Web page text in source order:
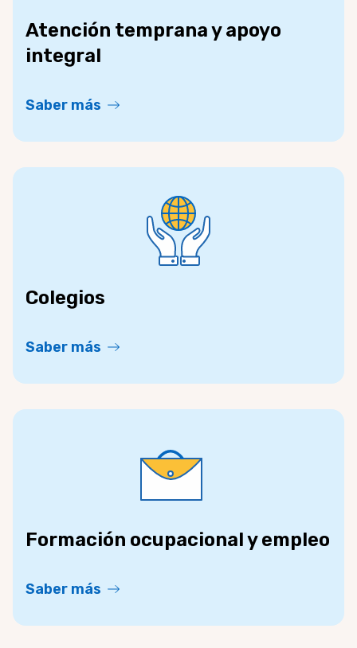
Atención temprana y apoyo
integral
Saber más
Colegios
Saber más
Formación ocupacional y empleo
Saber más